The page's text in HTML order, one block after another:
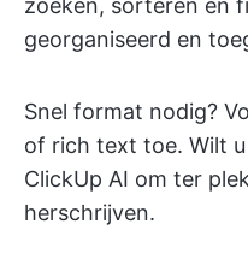
zoeken, sorteren en
georganiseerd en
Snel format nodig?
of rich text toe. Wilt
ClickUp AI om ter
herschrijven.